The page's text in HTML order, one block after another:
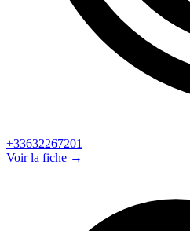
+33632267201
Voir la fiche →